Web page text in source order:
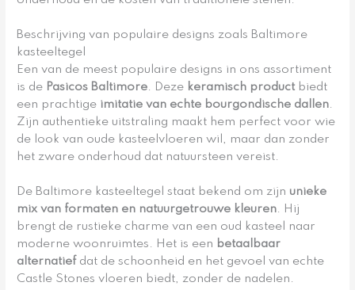
Beschrijving van populaire designs zoals Baltimore
kasteeltegel
Een van de meest populaire designs in ons assortiment
is de Pasicos Baltimore. Deze keramisch productbiedt
een prachtige imitatie van echte bourgondische dallen.
Zijn authentieke uitstraling maakt hem perfect voor wie
de look van oude kasteelvloeren wil, maar dan zonder
het zware onderhoud dat natuursteen vereist.
De Baltimore kasteeltegel staat bekend om zijn unieke
mix van formaten en natuurgetrouwe kleuren. Hij
brengt de rustieke charme van een oud kasteel naar
moderne woonruimtes. Het is een betaalbaar
alternatiefdat de schoonheid en het gevoel van echte
Castle Stones vloeren biedt, zonder de nadelen.